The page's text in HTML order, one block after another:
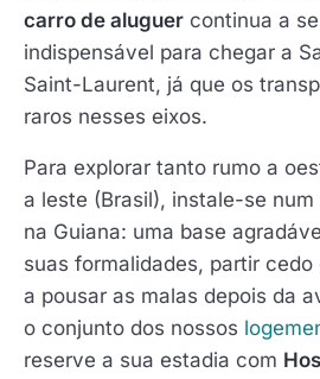
carro de aluguer continua a
indispensável para chegar a
Saint-Laurent, já que os
raros nesses eixos.
Para explorar tanto rumo a
a leste (Brasil), instale-se num
na Guiana: uma base
suas formalidades, partir
a pousar as malas depois da
o conjunto dos nossos
reserve a sua estadia com